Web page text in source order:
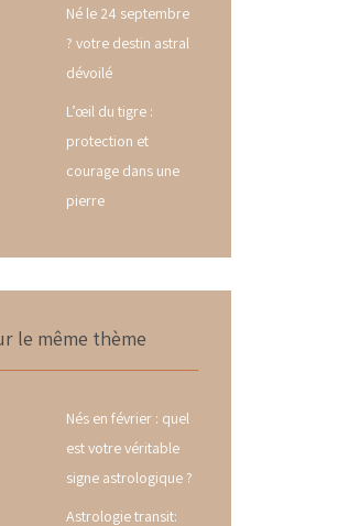
Né le 24 septembre
? votre destin astral
dévoilé
L’œil du tigre :
protection et
courage dans une
pierre
le même thème
Nés en février : quel
est votre véritable
signe astrologique ?
Astrologie transit: